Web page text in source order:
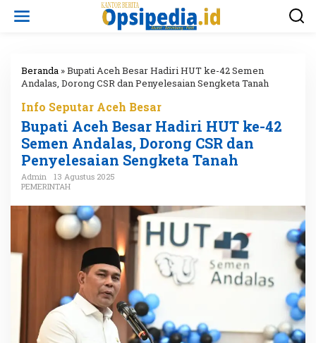
Beranda »Bupati Aceh Besar Hadiri HUT ke-42 Semen
Andalas, Dorong CSR dan Penyelesaian Sengketa Tanah
Info Seputar Aceh Besar
Bupati Aceh Besar Hadiri HUT ke-42
Semen Andalas, Dorong CSR dan
Penyelesaian Sengketa Tanah
Admin
13 Agustus 2025
PEMERINTAH